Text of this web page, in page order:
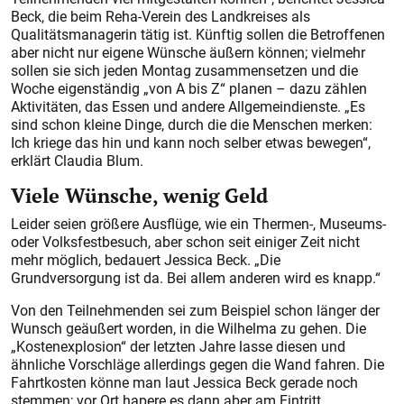
Beck, die beim Reha-Verein des Landkreises als
Qualitätsmanagerin tätig ist. Künftig sollen die Betroffenen
aber nicht nur eigene Wünsche äußern können; vielmehr
sollen sie sich jeden Montag zusammensetzen und die
Woche eigenständig „von A bis Z“ planen – dazu zählen
Aktivitäten, das Essen und andere Allgemeindienste. „Es
sind schon kleine Dinge, durch die die Menschen merken:
Ich kriege das hin und kann noch selber etwas bewegen“,
erklärt Claudia Blum.
Viele Wünsche, wenig Geld
Leider seien größere Ausflüge, wie ein Thermen-, Museums-
oder Volksfestbesuch, aber schon seit einiger Zeit nicht
mehr möglich, bedauert Jessica Beck. „Die
Grundversorgung ist da. Bei allem anderen wird es knapp.“
Von den Teilnehmenden sei zum Beispiel schon länger der
Wunsch geäußert worden, in die Wilhelma zu gehen. Die
„Kostenexplosion“ der letzten Jahre lasse diesen und
ähnliche Vorschläge allerdings gegen die Wand fahren. Die
Fahrtkosten könne man laut Jessica Beck gerade noch